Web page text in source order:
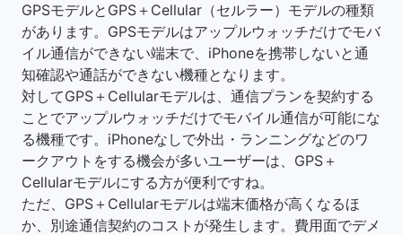
GPSモデルとGPS＋Cellular（セルラー）モデルの種類
があります。GPSモデルはアップルウォッチだけでモバ
イル通信ができない端末で、iPhoneを携帯しないと通
知確認や通話ができない機種となります。
対してGPS＋Cellularモデルは、通信プランを契約する
ことでアップルウォッチだけでモバイル通信が可能にな
る機種です。iPhoneなしで外出・ランニングなどのワ
ークアウトをする機会が多いユーザーは、GPS＋
Cellularモデルにする方が便利ですね。
ただ、GPS＋Cellularモデルは端末価格が高くなるほ
か、別途通信契約のコストが発生します。費用面でデメ